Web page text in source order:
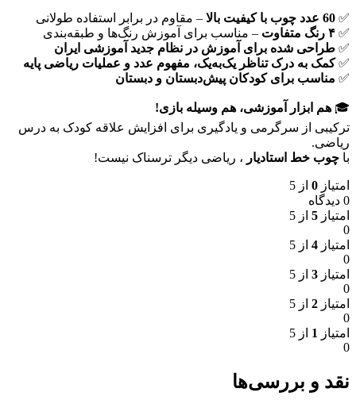
✅ 60 عدد چوب با کیفیت بالا
– مقاوم در برابر استفاده طولانی
✅ ۴ رنگ متفاوت
– مناسب برای آموزش رنگ‌ها و طبقه‌بندی
✅ طراحی شده برای آموزش در نظام جدید آموزشی ایران
✅کمک به درک تناظر یک‌به‌یک، مفهوم عدد و عملیات ریاضی پایه
✅ مناسب برای کودکان پیش‌دبستان و دبستان
🎓 هم ابزار آموزشی، هم وسیله بازی!
ترکیبی از سرگرمی و یادگیری برای افزایش علاقه کودک به درس
ریاضی.
با چوب خط استادیار ، ریاضی دیگر ترسناک نیست!
امتیاز 0 از 5
0 دیدگاه
امتیاز 5 از 5
0
امتیاز 4 از 5
0
امتیاز 3 از 5
0
امتیاز 2 از 5
0
امتیاز 1 از 5
0
نقد و بررسی‌ها